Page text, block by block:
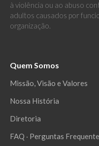
à violência ou ao abuso
adultos causados por
organização.
Quem Somos
Missão, Visão e Valores
Nossa História
Diretoria
FAQ ‧ Perguntas